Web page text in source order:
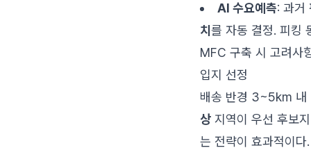
AI 수요예측: 과거
치 를 자동 결정. 피킹
MFC 구축 시 고려사
입지 선정
배송 반경 3~5km 내
상 지역이 우선 후보
는 전략이 효과적이다.